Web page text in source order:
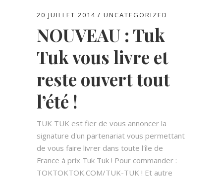
20 JUILLET 2014 UNCATEGORIZED
NOUVEAU : Tuk
Tuk vous livre et
reste ouvert tout
l’été !
TUK TUK est fier de vous annoncer la
signature d'un partenariat vous permettant
de vous faire livrer dans toute l'île de
France à prix Tuk Tuk ! Pour commander :
TOKTOKTOK.COM/TUK-TUK ! Et autre